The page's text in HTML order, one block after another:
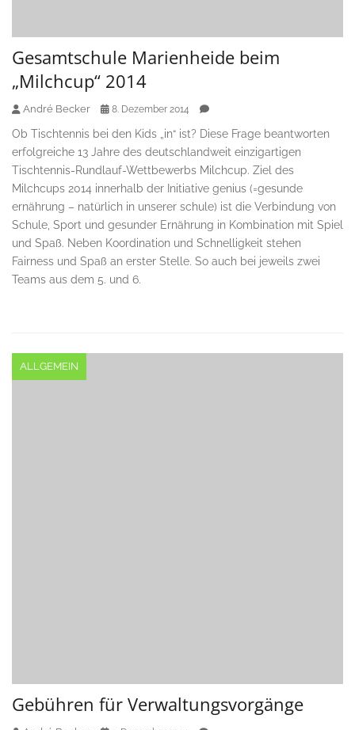
Gesamtschule Marienheide beim
„Milchcup“ 2014
André Becker 8. Dezember 2014
Ob Tischtennis bei den Kids „in“ ist? Diese Frage beantworten
erfolgreiche 13 Jahre des deutschlandweit einzigartigen
Tischtennis-Rundlauf-Wettbewerbs Milchcup. Ziel des
Milchcups 2014 innerhalb der Initiative genius (=gesunde
ernährung – natürlich in unserer schule) ist die Verbindung von
Schule, Sport und gesunder Ernährung in Kombination mit Spiel
und Spaß. Neben Koordination und Schnelligkeit stehen
Fairness und Spaß an erster Stelle. So auch bei jeweils zwei
Teams aus dem 5. und 6.
ALLGEMEIN
Gebühren für Verwaltungsvorgänge